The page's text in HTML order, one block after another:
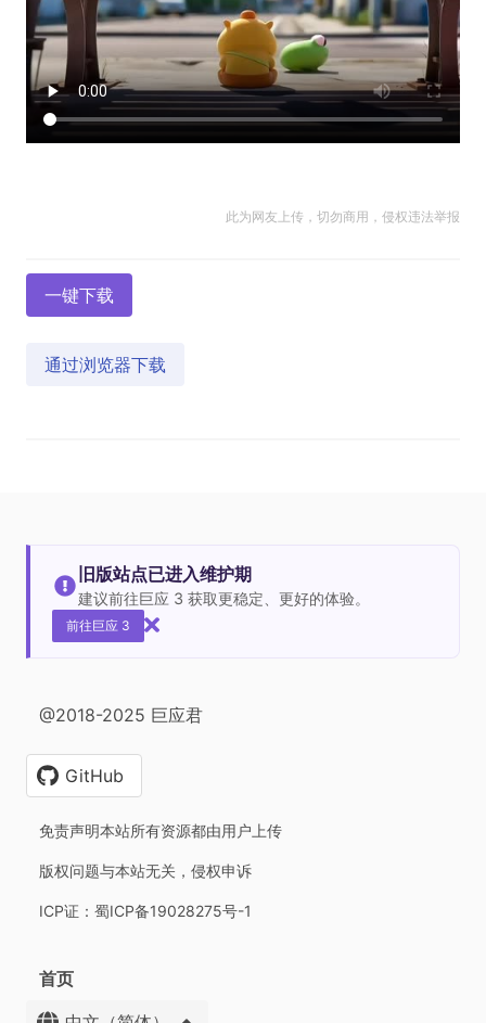
此为网友上传，切勿商用，侵权违法举报
一键下载
通过浏览器下载
旧版站点已进入维护期
建议前往巨应 3 获取更稳定、更好的体验。
前往巨应 3
@2018-2025 巨应君
GitHub
免责声明本站所有资源都由用户上传
版权问题与本站无关，侵权申诉
ICP证：蜀ICP备19028275号-1
首页